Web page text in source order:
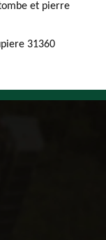
et pierre
31360